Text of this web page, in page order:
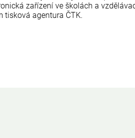
zařízení ve školách a
tisková agentura ČTK.